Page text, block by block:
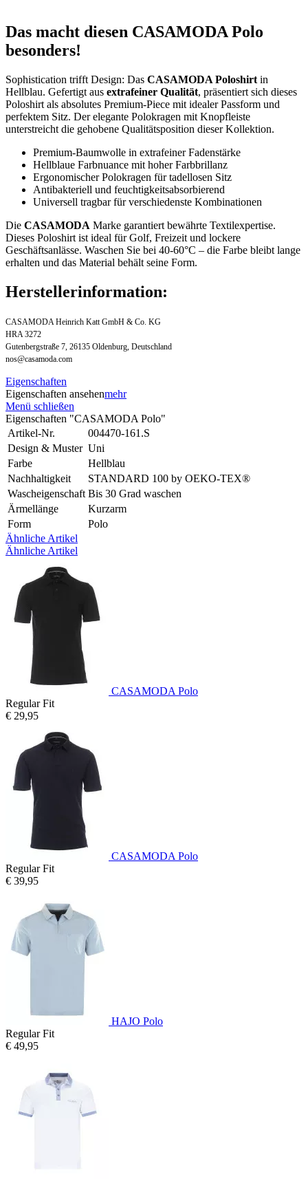
Das macht diesen CASAMODA Polo
besonders!
Sophistication trifft Design: Das CASAMODA Poloshirt in
Hellblau. Gefertigt aus extrafeiner Qualität, präsentiert sich dieses
Poloshirt als absolutes Premium-Piece mit idealer Passform und
perfektem Sitz. Der elegante Polokragen mit Knopfleiste
unterstreicht die gehobene Qualitätsposition dieser Kollektion.
Premium-Baumwolle in extrafeiner Fadenstärke
Hellblaue Farbnuance mit hoher Farbbrillanz
Ergonomischer Polokragen für tadellosen Sitz
Antibakteriell und feuchtigkeitsabsorbierend
Universell tragbar für verschiedenste Kombinationen
Die CASAMODA Marke garantiert bewährte Textilexpertise.
Dieses Poloshirt ist ideal für Golf, Freizeit und lockere
Geschäftsanlässe. Waschen Sie bei 40-60°C – die Farbe bleibt lange
erhalten und das Material behält seine Form.
Herstellerinformation:
CASAMODA Heinrich Katt GmbH & Co. KG
HRA 3272
Gutenbergstraße 7, 26135 Oldenburg, Deutschland
nos@casamoda.com
Eigenschaften
Eigenschaften ansehenmehr
Menü schließen
Eigenschaften "CASAMODA Polo"
Artikel-Nr.
004470-161.S
Design & Muster Uni
Farbe
Hellblau
Nachhaltigkeit
STANDARD 100 by OEKO-TEX®
Wascheigenschaft Bis 30 Grad waschen
Ärmellänge
Kurzarm
Form
Polo
Ähnliche Artikel
Ähnliche Artikel
CASAMODA Polo
Regular Fit
€ 29,95
CASAMODA Polo
Regular Fit
€ 39,95
HAJO Polo
Regular Fit
€ 49,95